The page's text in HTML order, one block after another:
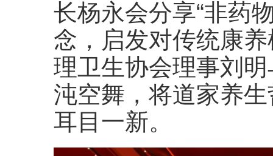
长杨永会分享“非药
念，启发对传统康
理卫生协会理事刘
沌空舞，将道家养
耳目一新。